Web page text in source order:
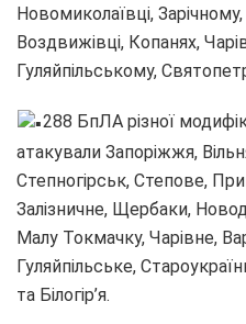
Новомиколаївці,
Воздвижівці, Копанях,
Гуляйпільському,
288 БпЛА різної
атакували Запоріжжя,
Степногірськ, Степове,
Залізничне, Щербаки,
Малу Токмачку, Чарівне,
Гуляйпільське,
та Білогір’я.